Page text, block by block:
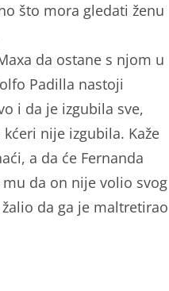
što mora gledati ženu
da ostane s njom u
Padilla nastoji
i da je izgubila sve,
nije izgubila. Kaže
a da će Fernanda
da on nije volio svog
da ga je maltretirao